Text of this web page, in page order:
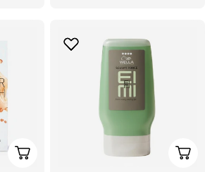
Choisissez Les Options